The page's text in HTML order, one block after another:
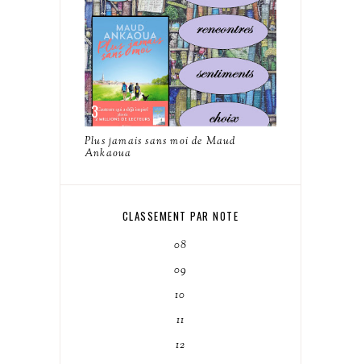
Plus jamais sans moi de Maud
Ankaoua
CLASSEMENT PAR NOTE
08
09
10
11
12